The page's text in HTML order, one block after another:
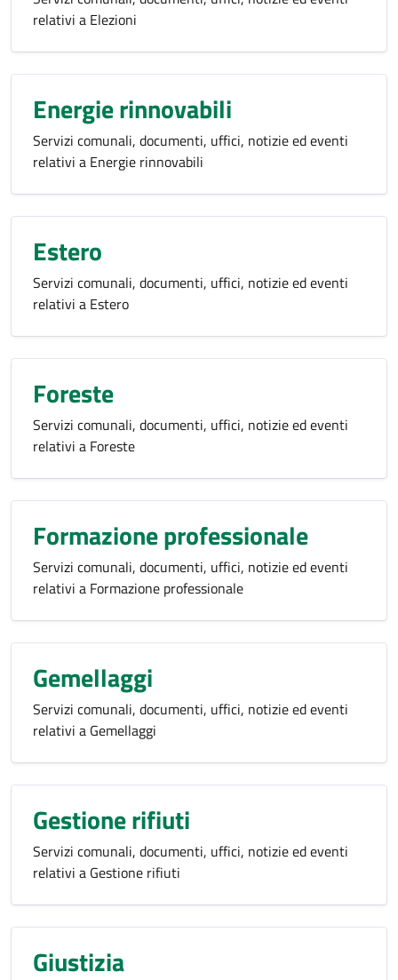
relativi a Elezioni
Energie rinnovabili
Servizi comunali, documenti, uffici, notizie ed eventi
relativi a Energie rinnovabili
Estero
Servizi comunali, documenti, uffici, notizie ed eventi
relativi a Estero
Foreste
Servizi comunali, documenti, uffici, notizie ed eventi
relativi a Foreste
Formazione professionale
Servizi comunali, documenti, uffici, notizie ed eventi
relativi a Formazione professionale
Gemellaggi
Servizi comunali, documenti, uffici, notizie ed eventi
relativi a Gemellaggi
Gestione rifiuti
Servizi comunali, documenti, uffici, notizie ed eventi
relativi a Gestione rifiuti
Giustizia